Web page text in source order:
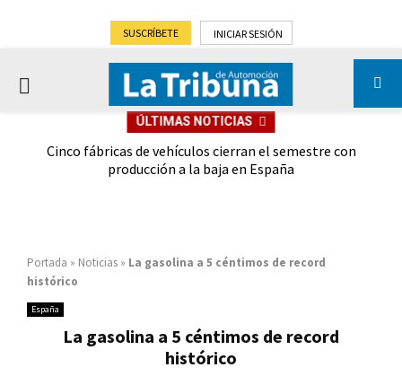
SUSCRÍBETE INICIAR SESIÓN
PRIMARY
ÚLTIMAS NOTICIAS
Cinco fábricas de vehículos cierran el semestre con
producción a la baja en España
Portada » Noticias » La gasolina a 5 céntimos de record
histórico
España
La gasolina a 5 céntimos de record
histórico